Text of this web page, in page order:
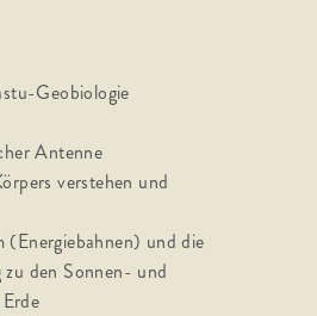
Geobiologie
Antenne
verstehen und
und die
den Sonnen- und